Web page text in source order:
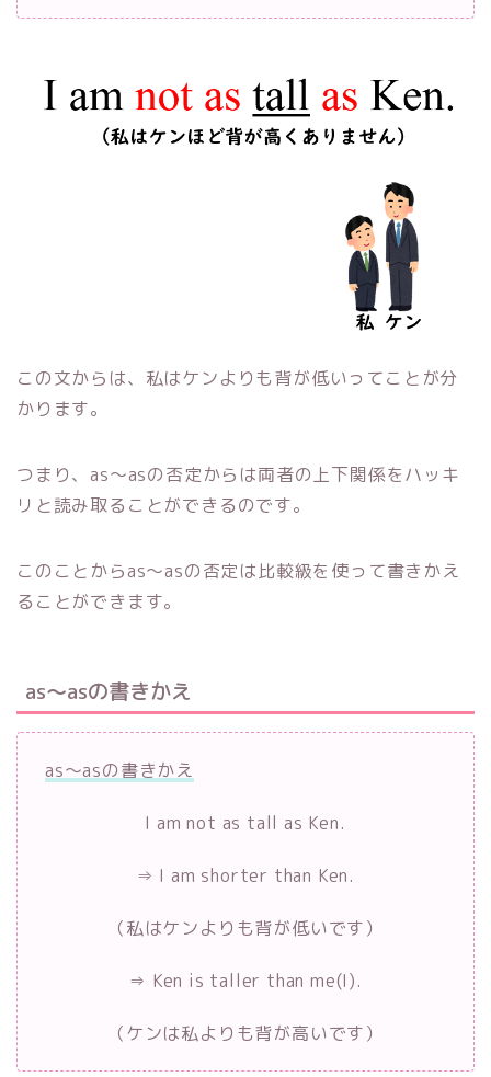
この文からは、私はケンよりも背が低いってことが分
かります。
つまり、as～asの否定からは両者の上下関係をハッキ
リと読み取ることができるのです。
このことからas～asの否定は比較級を使って書きかえ
ることができます。
as～asの書きかえ
as～asの書きかえ
I am not as tall as Ken.
⇒ I am shorter than Ken.
（私はケンよりも背が低いです）
⇒ Ken is taller than me(I).
（ケンは私よりも背が高いです）